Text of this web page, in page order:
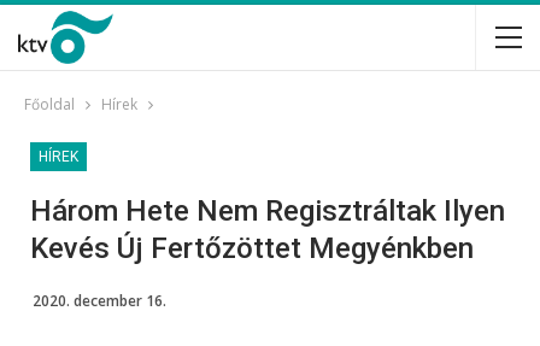
Főoldal Hírek
HÍREK
Három Hete Nem Regisztráltak Ilyen
Kevés Új Fertőzöttet Megyénkben
2020. december 16.